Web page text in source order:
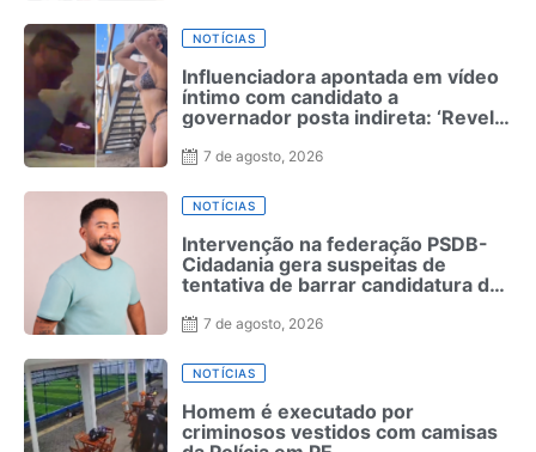
NOTÍCIAS
Influenciadora apontada em vídeo
íntimo com candidato a
governador posta indireta: ‘Revela
7 de agosto, 2026
NOTÍCIAS
Intervenção na federação PSDB-
Cidadania gera suspeitas de
tentativa de barrar candidatura de
7 de agosto, 2026
NOTÍCIAS
Homem é executado por
criminosos vestidos com camisas